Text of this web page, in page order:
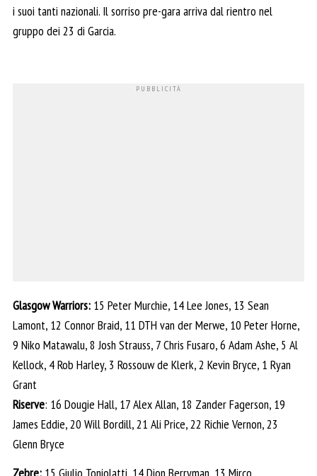
i suoi tanti nazionali. Il sorriso pre-gara arriva dal rientro nel
gruppo dei 23 di Garcia.
Glasgow Warriors: 15 Peter Murchie, 14 Lee Jones, 13 Sean
Lamont, 12 Connor Braid, 11 DTH van der Merwe, 10 Peter Horne,
9 Niko Matawalu, 8 Josh Strauss, 7 Chris Fusaro, 6 Adam Ashe, 5 Al
Kellock, 4 Rob Harley, 3 Rossouw de Klerk, 2 Kevin Bryce, 1 Ryan
Grant
Riserve: 16 Dougie Hall, 17 Alex Allan, 18 Zander Fagerson, 19
James Eddie, 20 Will Bordill, 21 Ali Price, 22 Richie Vernon, 23
Glenn Bryce
Zebre: 15 Giulio Toniolatti, 14 Dion Berryman, 13 Mirco